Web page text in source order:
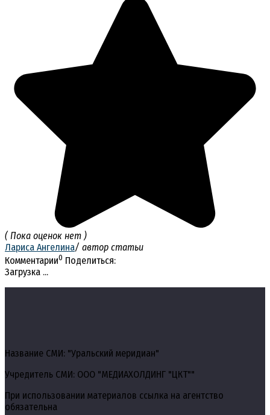
( Пока оценок нет )
Лариса Ангелина/ автор статьи
Комментарии0 Поделиться:
Загрузка ...
Название СМИ: "Уральский меридиан"
Учредитель СМИ: ООО "МЕДИАХОЛДИНГ "ЦКТ""
При использовании материалов ссылка на агентство
обязательна